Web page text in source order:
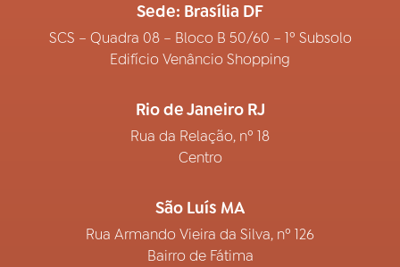
Sede: Brasília DF
SCS – Quadra 08 – Bloco B 50/60 – 1º Subsolo
Edifício Venâncio Shopping
Rio de Janeiro RJ
Rua da Relação, nº 18
Centro
São Luís MA
Rua Armando Vieira da Silva, nº 126
Bairro de Fátima